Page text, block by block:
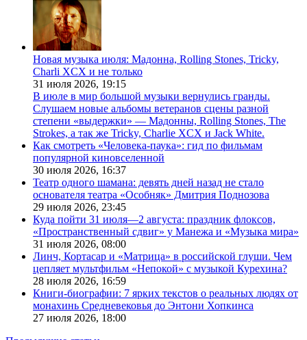
Новая музыка июля: Мадонна, Rolling Stones, Tricky,
Charli XCX и не только
31 июля 2026, 19:15
В июле в мир большой музыки вернулись гранды.
Слушаем новые альбомы ветеранов сцены разной
степени «выдержки» — Мадонны, Rolling Stones, The
Strokes, а так же Tricky, Charlie XCX и Jack White.
Как смотреть «Человека-паука»: гид по фильмам
популярной киновселенной
30 июля 2026, 16:37
Театр одного шамана: девять дней назад не стало
основателя театра «Особняк» Дмитрия Поднозова
29 июля 2026, 23:45
Куда пойти 31 июля—2 августа: праздник флоксов,
«Пространственный сдвиг» у Манежа и «Музыка мира»
31 июля 2026, 08:00
Линч, Кортасар и «Матрица» в российской глуши. Чем
цепляет мультфильм «Непокой» с музыкой Курехина?
28 июля 2026, 16:59
Книги-биографии: 7 ярких текстов о реальных людях от
монахинь Средневековья до Энтони Хопкинса
27 июля 2026, 18:00